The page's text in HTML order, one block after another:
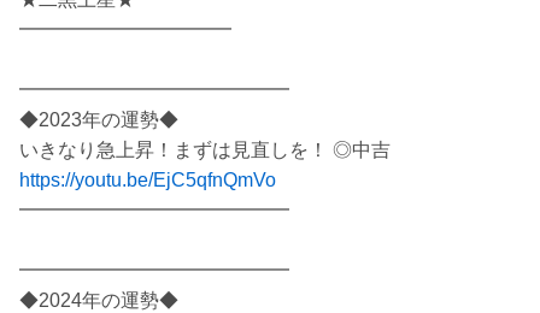
━━━━━━━━━━━
━━━━━━━━━━━━━━
◆2023年の運勢◆
いきなり急上昇！まずは見直しを！ ◎中吉
https://youtu.be/EjC5qfnQmVo
━━━━━━━━━━━━━━
━━━━━━━━━━━━━━
◆2024年の運勢◆